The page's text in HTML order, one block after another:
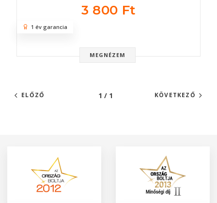
3 800 Ft
MEGNÉZEM
1 év garancia
ELŐZŐ 1 / 1 KÖVETKEZŐ